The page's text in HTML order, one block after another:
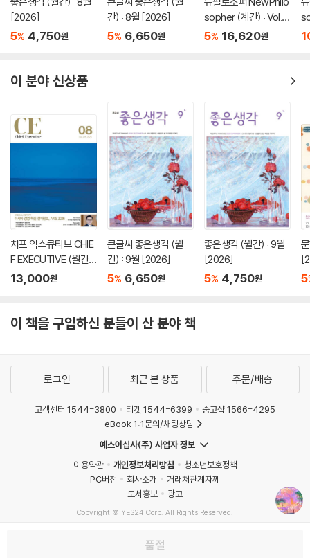
[2026]
5% 4,750원
간) : 8월 [2026]
5% 6,650원
sopher (계간) : Vol.3
5 [2026]
5% 16,620원
4
이 분야 신상품
치프 익스큐티브 CHIE
F EXECUTIVE (월간) :
8월 [2026]
13,000원
큰글씨 좋은생각 (월
간) : 9월 [2026]
5% 6,650원
좋은생각 (월간) : 9월
[2026]
5% 4,750원 5
이 책을 구입하신 분들이 산 분야 책
품절
로그인 최근 본 상품 주문/배송
고객센터 1544-3800 티켓 1544-6399
중고샵 1566-4295
eBook 1:1문의/채팅상담
예스이십사(주) 사업자 정보
이용약관
개인정보처리방침
청소년보호정책
PC버전
회사소개
거래처관계자께
도서홍보
광고
Copyright © YES24 Corp. All Rights Reserved.